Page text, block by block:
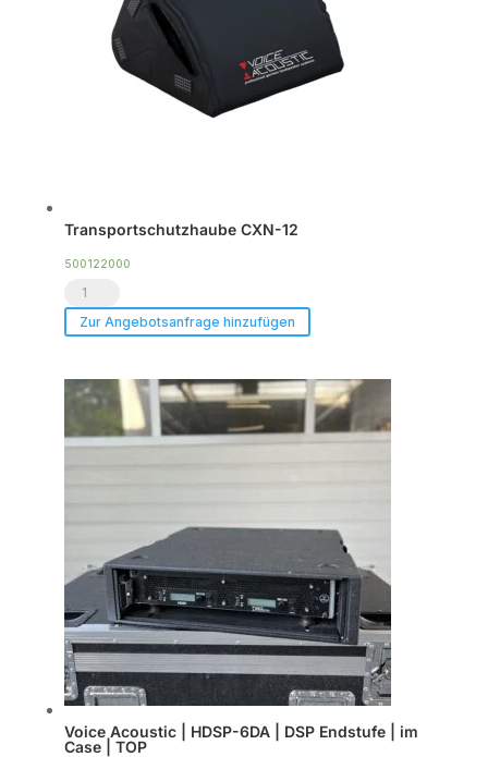
Transportschutzhaube CXN-12
500122000
Transportschutzhaube
CXN-
Menge
Zur Angebotsanfrage hinzufügen
Voice Acoustic | HDSP-6DA | DSP Endstufe | im
Case | TOP